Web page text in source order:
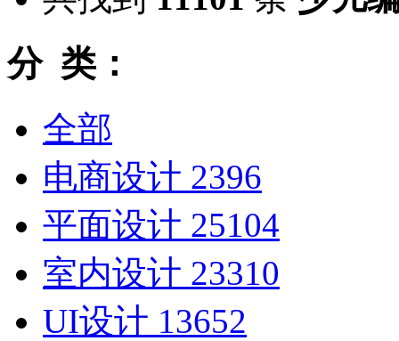
分 类：
全部
电商设计 2396
平面设计 25104
室内设计 23310
UI设计 13652